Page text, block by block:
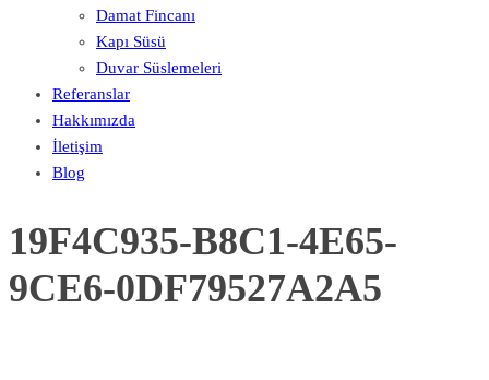
Damat Fincanı
Kapı Süsü
Duvar Süslemeleri
Referanslar
Hakkımızda
İletişim
Blog
19F4C935-B8C1-4E65-
9CE6-0DF79527A2A5